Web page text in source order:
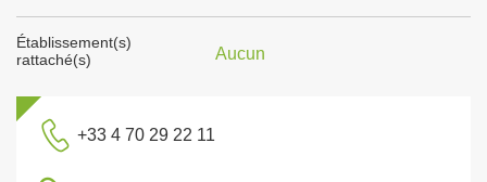
Établissement(s)
rattaché(s)
Aucun
+33 4 70 29 22 11